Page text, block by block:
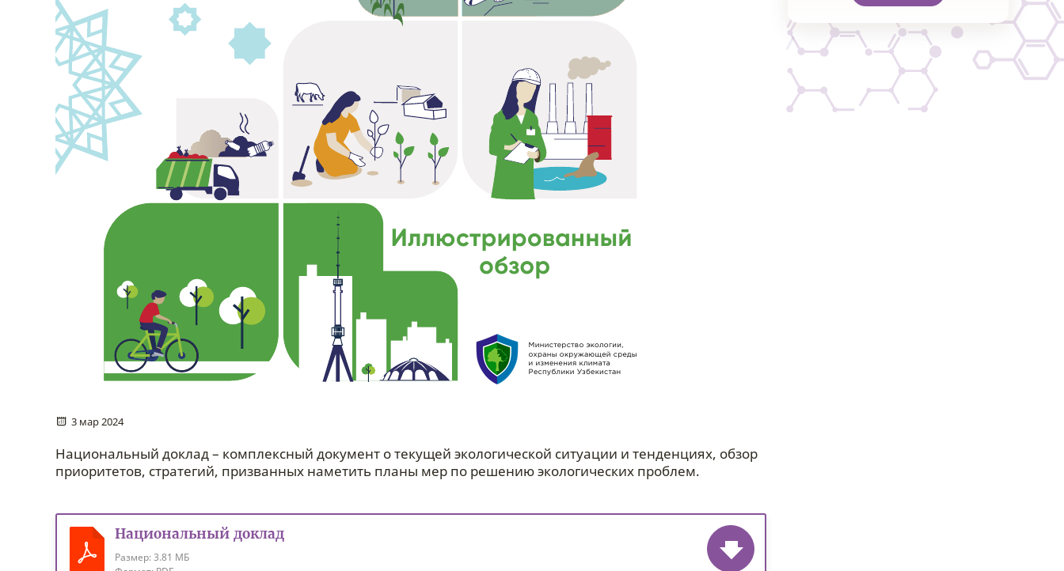
3 мар 2024
Национальный доклад – комплексный документ о текущей экологической ситуации и тенденциях, обзор
приоритетов, стратегий, призванных наметить планы мер по решению экологических проблем.
Национальный доклад
Размер:3.81 МБ